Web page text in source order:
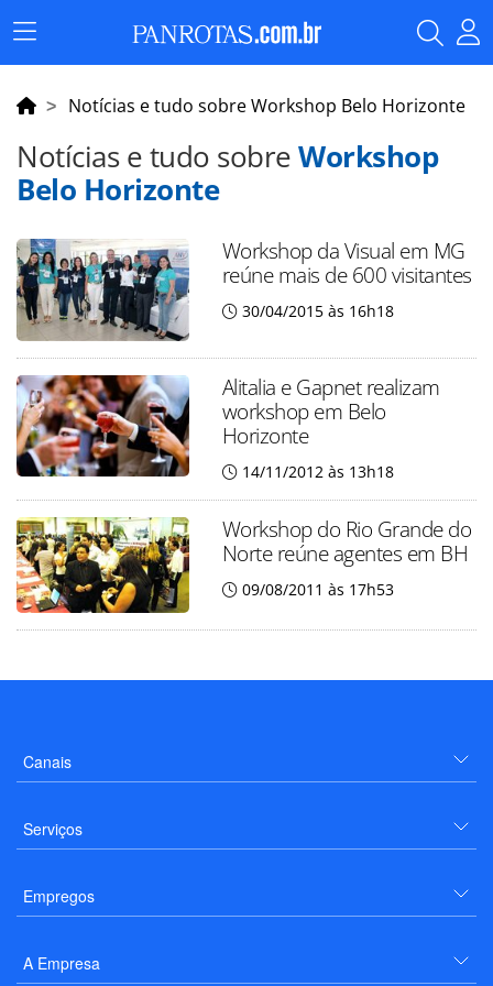
Menu
Principal
Notícias e tudo sobre Workshop Belo Horizonte
Notícias e tudo sobreWorkshop
Belo Horizonte
Workshop da Visual em MG
reúne mais de 600 visitantes
30/04/2015 às 16h18
Alitalia e Gapnet realizam
workshop em Belo
Horizonte
14/11/2012 às 13h18
Workshop do Rio Grande do
Norte reúne agentes em BH
09/08/2011 às 17h53
Canais
Serviços
Empregos
A Empresa